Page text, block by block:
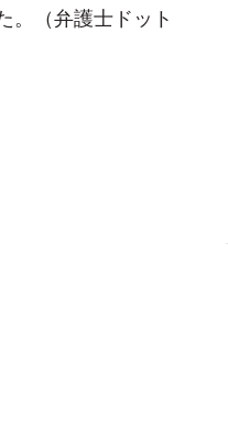
。（弁護士ドット